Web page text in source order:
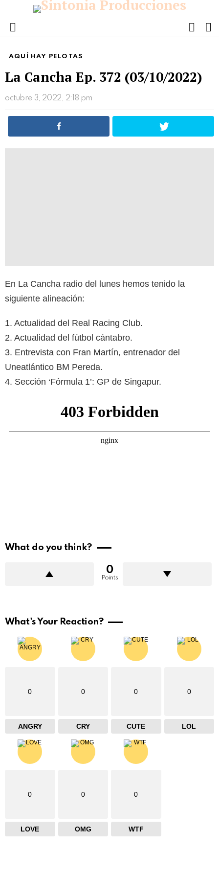
Menu
AQUÍ HAY PELOTAS
La Cancha Ep. 372 (03/10/2022)
octubre 3, 2022, 2:18 pm
En La Cancha radio del lunes hemos tenido la
siguiente alineación:
1. Actualidad del Real Racing Club.
2. Actualidad del fútbol cántabro.
3. Entrevista con Fran Martín, entrenador del
Uneatlántico BM Pereda.
4. Sección ‘Fórmula 1’: GP de Singapur.
What do you think?
0
Points
What's Your Reaction?
0
ANGRY
0
CRY
0
CUTE
0
LOL
0
LOVE
0
OMG
0
WTF